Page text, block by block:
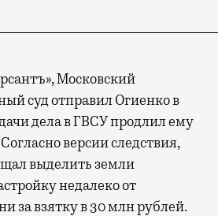
Московский
суд отправил Огиенко в
дела в ГВСУ продлил ему
версии следствия,
выделить земли
недалеко от
за взятку в 30 млн рублей.